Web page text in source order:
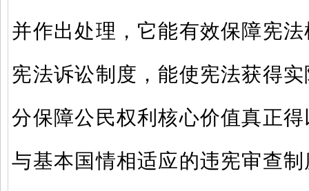
并作出处理，它能有效保障宪
宪法诉讼制度，能使宪法获得
分保障公民权利核心价值真正
与基本国情相适应的违宪审查